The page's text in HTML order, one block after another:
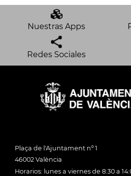
Nuestras Apps
Redes Sociales
Plaça de l'Ajuntament nº 1
46002 València
Horarios: lunes a viernes de 8:30 a